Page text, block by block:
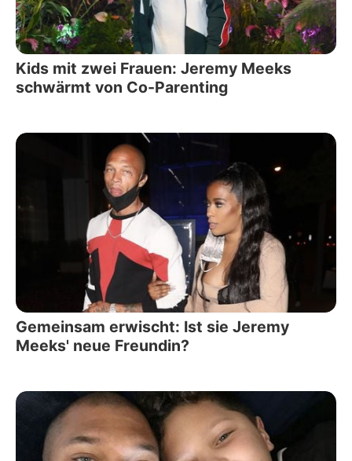
Kids mit zwei Frauen: Jeremy Meeks
schwärmt von Co-Parenting
Gemeinsam erwischt: Ist sie Jeremy
Meeks' neue Freundin?